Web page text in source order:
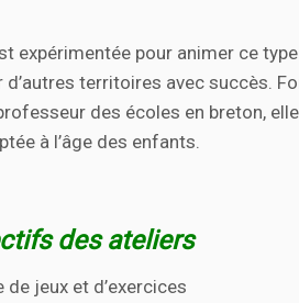
expérimentée pour animer ce type
d’autres territoires avec succès.
des écoles en breton,
à l’âge des enfants.
des ateliers
jeux et d’exercices